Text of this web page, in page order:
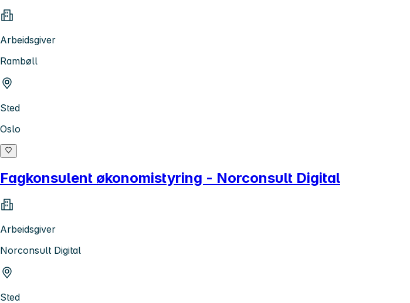
Arbeidsgiver
Rambøll
Sted
Oslo
Fagkonsulent økonomistyring - Norconsult Digital
Arbeidsgiver
Norconsult Digital
Sted